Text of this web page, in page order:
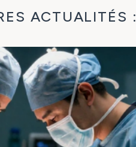
ACTUALITÉS :